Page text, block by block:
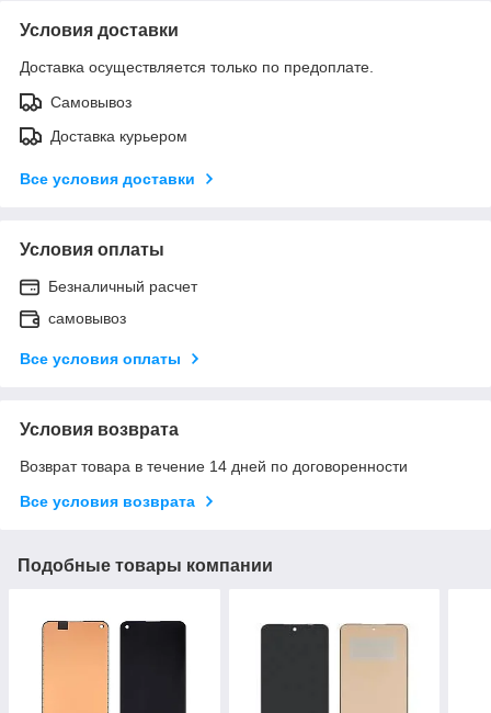
Условия доставки
Доставка осуществляется только по предоплате.
Самовывоз
Доставка курьером
Все условия доставки
Условия оплаты
Безналичный расчет
самовывоз
Все условия оплаты
Условия возврата
Возврат товара в течение 14 дней по договоренности
Все условия возврата
Подобные товары компании